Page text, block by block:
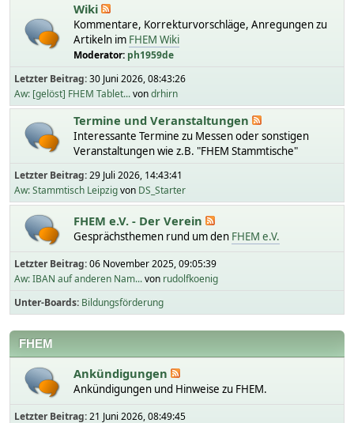
Wiki
Kommentare, Korrekturvorschläge, Anregungen zu
Artikeln im FHEM Wiki
Moderator: ph1959de
Letzter Beitrag:30 Juni 2026, 08:43:26
Aw: [gelöst] FHEM Tablet...vondrhirn
Termine und Veranstaltungen
Interessante Termine zu Messen oder sonstigen
Veranstaltungen wie z.B. "FHEM Stammtische"
Letzter Beitrag:29 Juli 2026, 14:43:41
Aw: Stammtisch Leipzigvon DS_Starter
FHEM e.V. - Der Verein
Gesprächsthemen rund um den FHEM e.V.
Letzter Beitrag:06 November 2025, 09:05:39
Aw: IBAN auf anderen Nam...von rudolfkoenig
Unter-Boards Bildungsförderung
FHEM
Ankündigungen
Ankündigungen und Hinweise zu FHEM.
Letzter Beitrag:21 Juni 2026, 08:49:45